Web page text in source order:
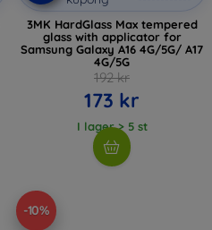
3MK HardGlass Max tempered
glass with applicator for
Samsung Galaxy A16 4G/5G/ A17
4G/5G
192 kr
173 kr
I lager > 5 st
-10%